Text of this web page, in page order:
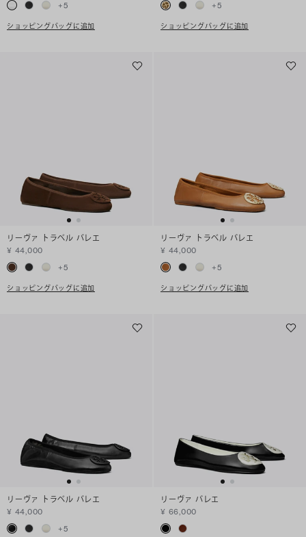
+5
ショッピングバッグに追加
+5
ショッピングバッグに追加
リーヴァ トラベル バレエ
¥ 44,000
+5
ショッピングバッグに追加
リーヴァ トラベル バレエ
¥ 44,000
+5
ショッピングバッグに追加
リーヴァ トラベル バレエ
¥ 44,000
+5
リーヴァ バレエ
¥ 66,000